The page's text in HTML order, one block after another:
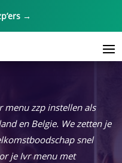
→
menu zzp instellen als
en Belgie. We zetten je
snel
je Ivr menu met